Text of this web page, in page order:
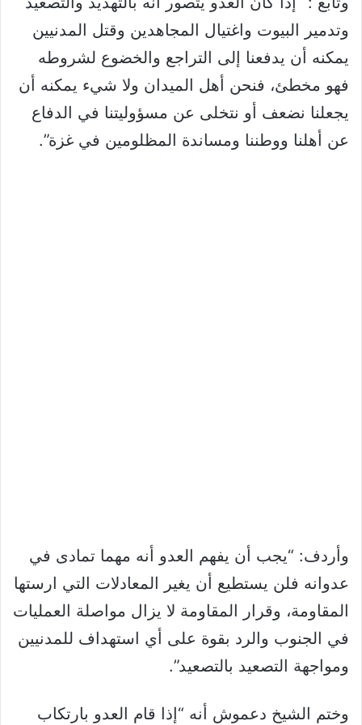
وتدمير البيوت واغتيال المجاهدين وقتل المدنيين
يمكنه أن يدفعنا إلى التراجع والخضوع لشروطه
فهو مخطئ، فنحن أهل الميدان ولا شيء يمكنه أن
يجعلنا نضعف أو نتخلى عن مسؤوليتنا في الدفاع
عن أهلنا ووطننا ومساندة المظلومين في غزة”.
وأردف: “يجب أن يفهم العدو أنه مهما تمادى في
عدوانه فلن يستطيع أن يغير المعادلات التي ارستها
المقاومة، وقرار المقاومة لا يزال مواصلة العمليات
في الجنوب والرد بقوة على أي استهداف للمدنيين
ومواجهة التصعيد بالتصعيد”.
وختم الشيخ دعموش أنه “إذا قام العدو بارتكاب